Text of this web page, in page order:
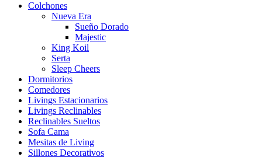
Colchones
Nueva Era
Sueño Dorado
Majestic
King Koil
Serta
Sleep Cheers
Dormitorios
Comedores
Livings Estacionarios
Livings Reclinables
Reclinables Sueltos
Sofa Cama
Mesitas de Living
Sillones Decorativos